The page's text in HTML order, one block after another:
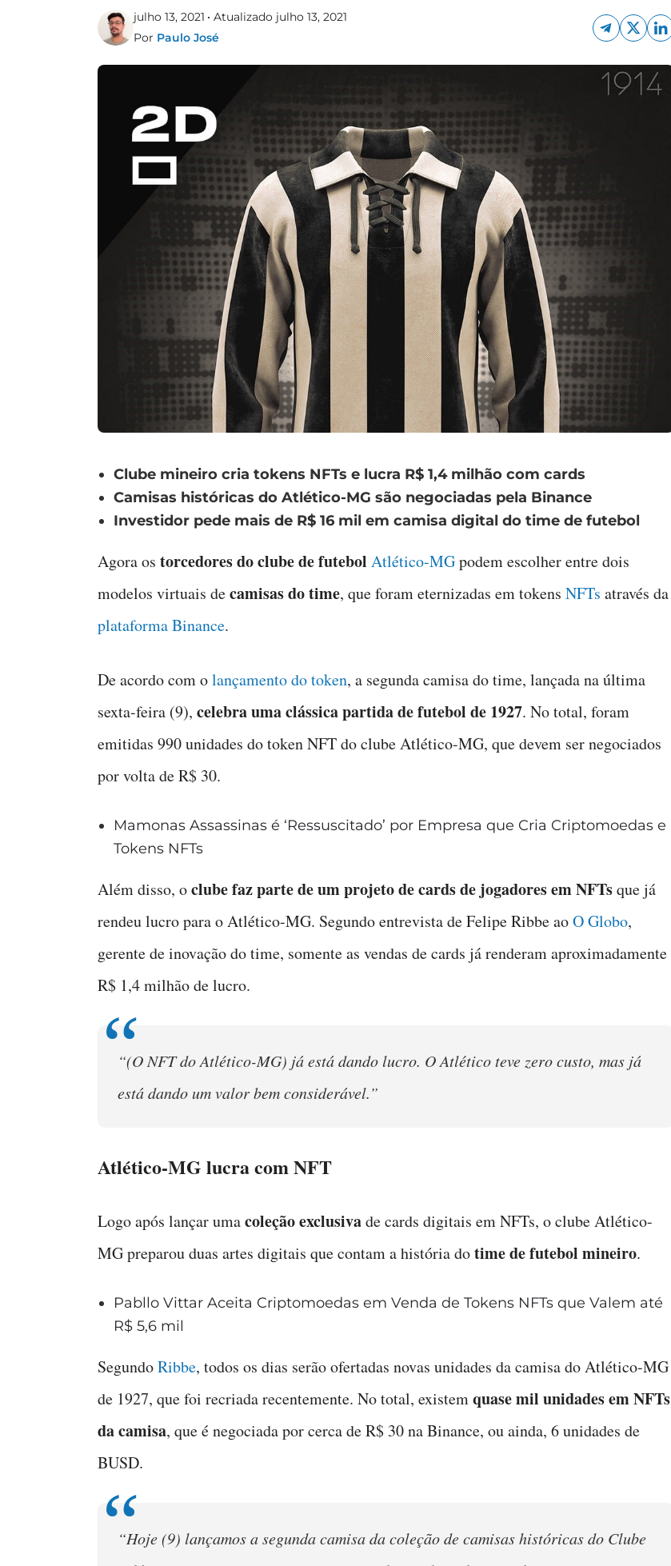
julho 13, 2021
Atualizado julho 13, 2021
Por Paulo José
Clube mineiro cria tokens NFTs e lucra R$ 1,4 milhão com cards
Camisas históricas do Atlético-MG são negociadas pela Binance
Investidor pede mais de R$ 16 mil em camisa digital do time de futebol
Agora os torcedores do clube de futebol Atlético-MGpodem escolher entre dois
modelos virtuais decamisas do time, que foram eternizadas em tokens NFTs através da
plataforma Binance.
De acordo com olançamento do token, a segunda camisa do time, lançada na última
sexta-feira (9), celebra uma clássica partida de futebol de 1927. No total, foram
emitidas 990 unidades do token NFT do clube Atlético-MG, que devem ser negociados
por volta de R$ 30.
Mamonas Assassinas é ‘Ressuscitado’ por Empresa que Cria Criptomoedas e
Tokens NFTs
Além disso, oclube faz parte de um projeto de cards de jogadores em NFTsque já
rendeu lucro para o Atlético-MG. Segundo entrevista de Felipe Ribbe aoO Globo,
gerente de inovação do time, somente as vendas de cards já renderam aproximadamente
R$ 1,4 milhão de lucro.
“(O NFT do Atlético-MG) já está dando lucro. O Atlético teve zero custo, mas já
está dando um valor bem considerável.”
Atlético-MG lucra com NFT
Logo após lançar umacoleção exclusivade cards digitais em NFTs, o clube Atlético-
MG preparou duas artes digitais que contam a história dotime de futebol mineiro.
Pabllo Vittar Aceita Criptomoedas em Venda de Tokens NFTs que Valem até
R$ 5,6 mil
SegundoRibbe, todos os dias serão ofertadas novas unidades da camisa do Atlético-MG
de 1927, que foi recriada recentemente. No total, existemquase mil unidades em NFTs
da camisa, que é negociada por cerca de R$ 30 na Binance, ou ainda, 6 unidades de
BUSD.
“Hoje (9) lançamos a segunda camisa da coleção de camisas históricas do Clube